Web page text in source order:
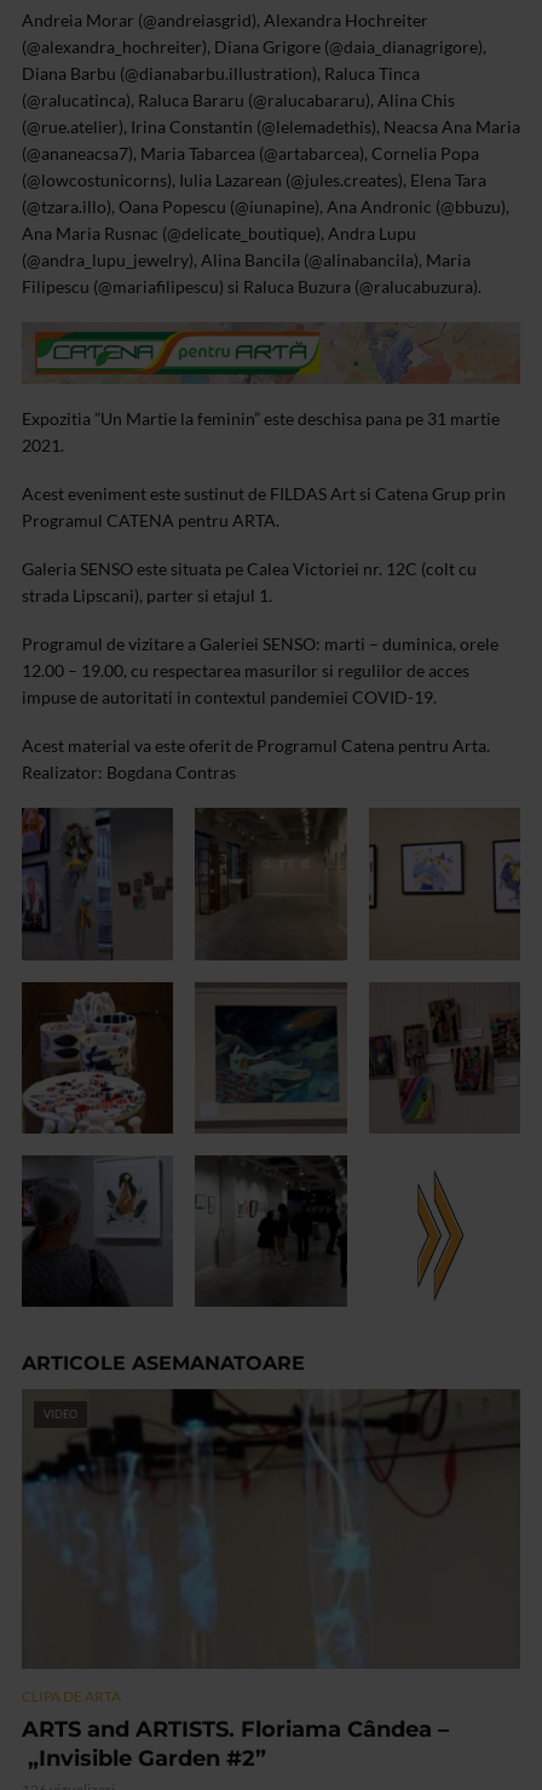
Andreia Morar (@andreiasgrid), Alexandra Hochreiter
(@alexandra_hochreiter), Diana Grigore (@daia_dianagrigore),
Diana Barbu (@dianabarbu.illustration), Raluca Tinca
(@ralucatinca), Raluca Bararu (@ralucabararu), Alina Chis
(@rue.atelier), Irina Constantin (@lelemadethis), Neacsa Ana Maria
(@ananeacsa7), Maria Tabarcea (@artabarcea), Cornelia Popa
(@lowcostunicorns), Iulia Lazarean (@jules.creates), Elena Tara
(@tzara.illo), Oana Popescu (@iunapine), Ana Andronic (@bbuzu),
Ana Maria Rusnac (@delicate_boutique), Andra Lupu
(@andra_lupu_jewelry), Alina Bancila (@alinabancila), Maria
Filipescu (@mariafilipescu) si Raluca Buzura (@ralucabuzura).
Expozitia ”Un Martie la feminin” este deschisa pana pe 31 martie
2021.
Acest eveniment este sustinut de FILDAS Art si Catena Grup prin
Programul CATENA pentru ARTA.
Galeria SENSO este situata pe Calea Victoriei nr. 12C (colt cu
strada Lipscani), parter si etajul 1.
Programul de vizitare a Galeriei SENSO: marti – duminica, orele
12.00 – 19.00, cu respectarea masurilor si regulilor de acces
impuse de autoritati in contextul pandemiei COVID-19.
Acest material va este oferit de Programul Catena pentru Arta.
Realizator: Bogdana Contras
ARTICOLE ASEMANATOARE
VIDEO
CLIPA DE ARTA
ARTS and ARTISTS. Floriama Cândea –
„Invisible Garden #2”